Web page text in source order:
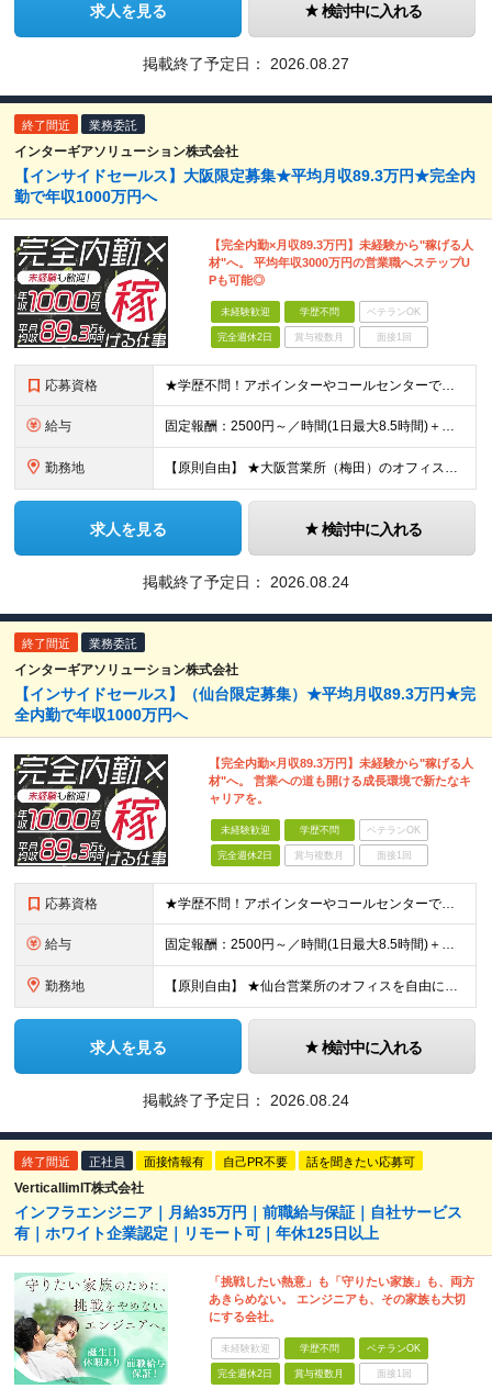
求人を見る 検討中に入れる
掲載終了予定日： 2026.08.27
終了間近 業務委託
インターギアソリューション株式会社
【インサイドセールス】大阪限定募集★平均月収89.3万円★完全内
勤で年収1000万円へ
【完全内勤×月収89.3万円】未経験から"稼げる人
材"へ。 平均年収3000万円の営業職へステップU
Pも可能◎
未経験歓迎 学歴不問 ベテランOK
完全週休2日 賞与複数月 面接1回
応募資格 ★学歴不問！アポインターやコールセンターでの実務経験がある方歓迎！ ★未経験OK ■努力が正当に評価される環境で働きたい ■明確な成果報酬で、頑張った分だけ稼ぎたい ■電話でのコミュニケーションに抵
給与 固定報酬：2500円～／時間(1日最大8.5時間)＋高額インセンティブ ※上記の固定報酬時間額にインセンティブ（下記参照）が加算されます ※試用期間はございません 毎月25日締め（前月26日からカウ
勤務地 【原則自由】 ★大阪営業所（梅田）のオフィスを自由に利用！ ★最寄駅から徒歩3分でアクセスも抜群！ ※業務都合により出社いただく場合あり ※転勤なし 【大阪営業所】 大阪府大阪市北区梅田2-5-6
求人を見る 検討中に入れる
掲載終了予定日： 2026.08.24
終了間近 業務委託
インターギアソリューション株式会社
【インサイドセールス】（仙台限定募集）★平均月収89.3万円★完
全内勤で年収1000万円へ
【完全内勤×月収89.3万円】未経験から"稼げる人
材"へ。 営業への道も開ける成長環境で新たなキ
ャリアを。
未経験歓迎 学歴不問 ベテランOK
完全週休2日 賞与複数月 面接1回
応募資格 ★学歴不問！アポインターやコールセンターでの実務経験がある方歓迎！ ★未経験OK ■努力が正当に評価される環境で働きたい ■明確な成果報酬で、頑張った分だけ稼ぎたい ■電話でのコミュニケーションに抵
給与 固定報酬：2500円～／時間(1日最大8.5時間)＋高額インセンティブ ※上記の固定報酬時間額にインセンティブ（下記参照）が加算されます ※試用期間はございません 毎月25日締め（前月26日からカウ
勤務地 【原則自由】 ★仙台営業所のオフィスを自由に利用！ ★最寄駅から徒歩3分でアクセスも抜群！ ※業務都合により出社いただく場合あり ※転勤なし 【仙台営業所】 宮城県仙台市泉区泉中央一丁目9-2 ア
求人を見る 検討中に入れる
掲載終了予定日： 2026.08.24
終了間近 正社員 面接情報有 自己PR不要 話を聞きたい応募可
VerticallimIT株式会社
インフラエンジニア｜月給35万円｜前職給与保証｜自社サービス
有｜ホワイト企業認定｜リモート可｜年休125日以上
「挑戦したい熱意」も「守りたい家族」も、両方
あきらめない。 エンジニアも、その家族も大切
にする会社。
未経験歓迎 学歴不問 ベテランOK
完全週休2日 賞与複数月 面接1回